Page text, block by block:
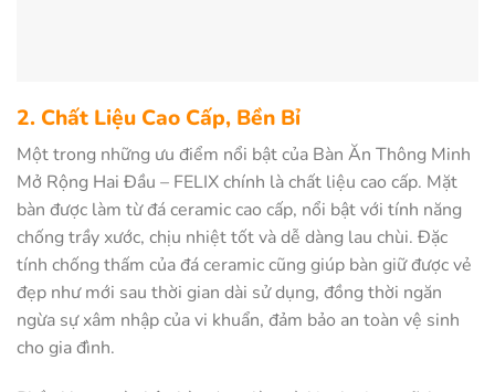
2. Chất Liệu Cao Cấp, Bền Bỉ
Một trong những ưu điểm nổi bật của Bàn Ăn Thông Minh
Mở Rộng Hai Đầu – FELIX chính là chất liệu cao cấp. Mặt
bàn được làm từ đá ceramic cao cấp, nổi bật với tính năng
chống trầy xước, chịu nhiệt tốt và dễ dàng lau chùi. Đặc
tính chống thấm của đá ceramic cũng giúp bàn giữ được vẻ
đẹp như mới sau thời gian dài sử dụng, đồng thời ngăn
ngừa sự xâm nhập của vi khuẩn, đảm bảo an toàn vệ sinh
cho gia đình.